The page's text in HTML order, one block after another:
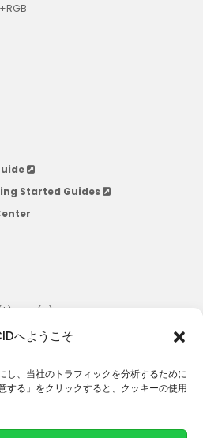
へようこそ
し、当社のトラフィックを分析するために
する」をクリックすると、クッキーの使用
Started Guides
($) & EU (€)
へのお問合せ